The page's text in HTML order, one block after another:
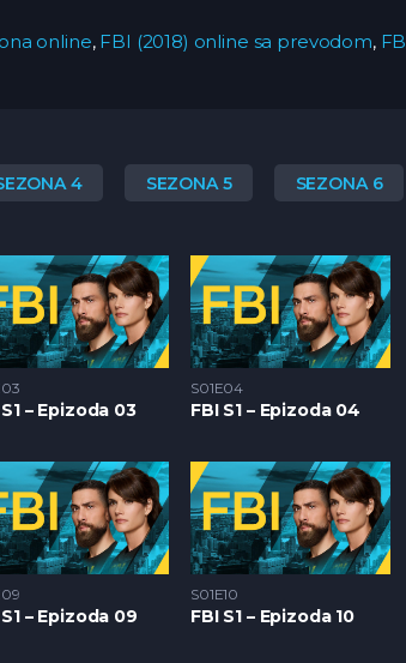
online, FBI (2018) online sa prevodom,
4 SEZONA 5 SEZONA 6
– Epizoda 03
S01E04
FBI S1 – Epizoda 04
– Epizoda 09
S01E10
FBI S1 – Epizoda 10